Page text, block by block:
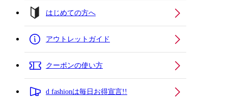
はじめての方へ
アウトレットガイド
クーポンの使い方
d fashionは毎日お得宣言!!